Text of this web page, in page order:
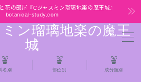
花の部屋『Cジャスミン瑠璃地楽の魔王城』
botanical-study.com
ン瑠璃地楽の魔王
城
名別 部位別 成分類別